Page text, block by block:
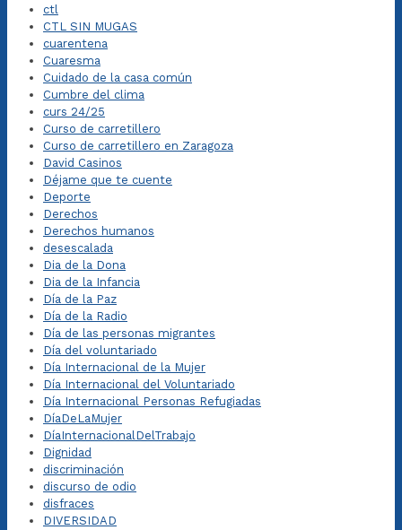
ctl
CTL SIN MUGAS
cuarentena
Cuaresma
Cuidado de la casa común
Cumbre del clima
curs 24/25
Curso de carretillero
Curso de carretillero en Zaragoza
David Casinos
Déjame que te cuente
Deporte
Derechos
Derechos humanos
desescalada
Dia de la Dona
Dia de la Infancia
Día de la Paz
Día de la Radio
Día de las personas migrantes
Día del voluntariado
Día Internacional de la Mujer
Día Internacional del Voluntariado
Día Internacional Personas Refugiadas
DíaDeLaMujer
DíaInternacionalDelTrabajo
Dignidad
discriminación
discurso de odio
disfraces
DIVERSIDAD